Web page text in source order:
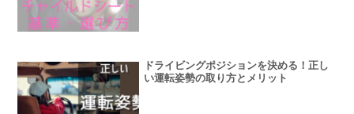
ドライビングポジションを決める！正し
い運転姿勢の取り方とメリット